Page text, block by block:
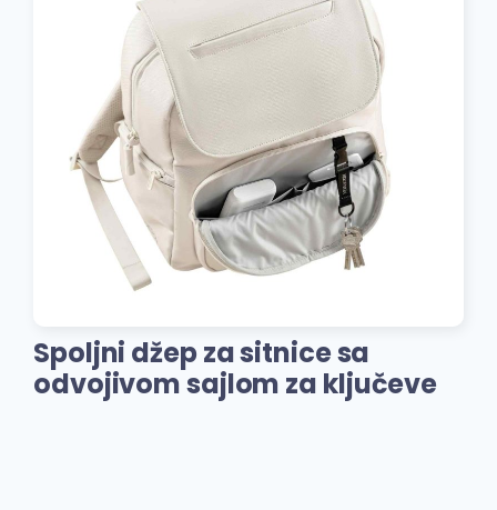
Spoljni džep za sitnice sa
odvojivom sajlom za ključeve